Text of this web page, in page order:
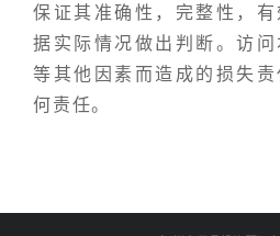
保证其准确性，完整性，
据实际情况做出判断。访
等其他因素而造成的损失
何责任。